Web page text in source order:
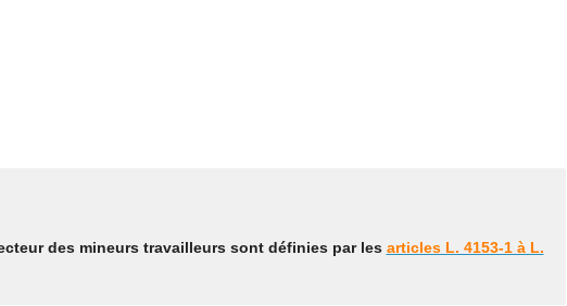
des mineurs travailleurs sont définies par les articles L. 4153-1 à L.